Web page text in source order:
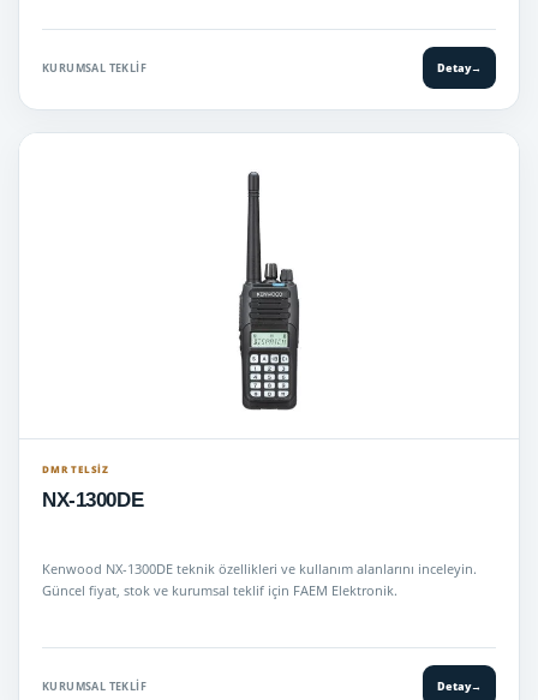
KURUMSAL TEKLIF Detay→
DMR TELSIZ
NX-1300DE
Kenwood NX-1300DE teknik özellikleri ve kullanım alanlarını inceleyin.
Güncel fiyat, stok ve kurumsal teklif için FAEM Elektronik.
KURUMSAL TEKLIF Detay→